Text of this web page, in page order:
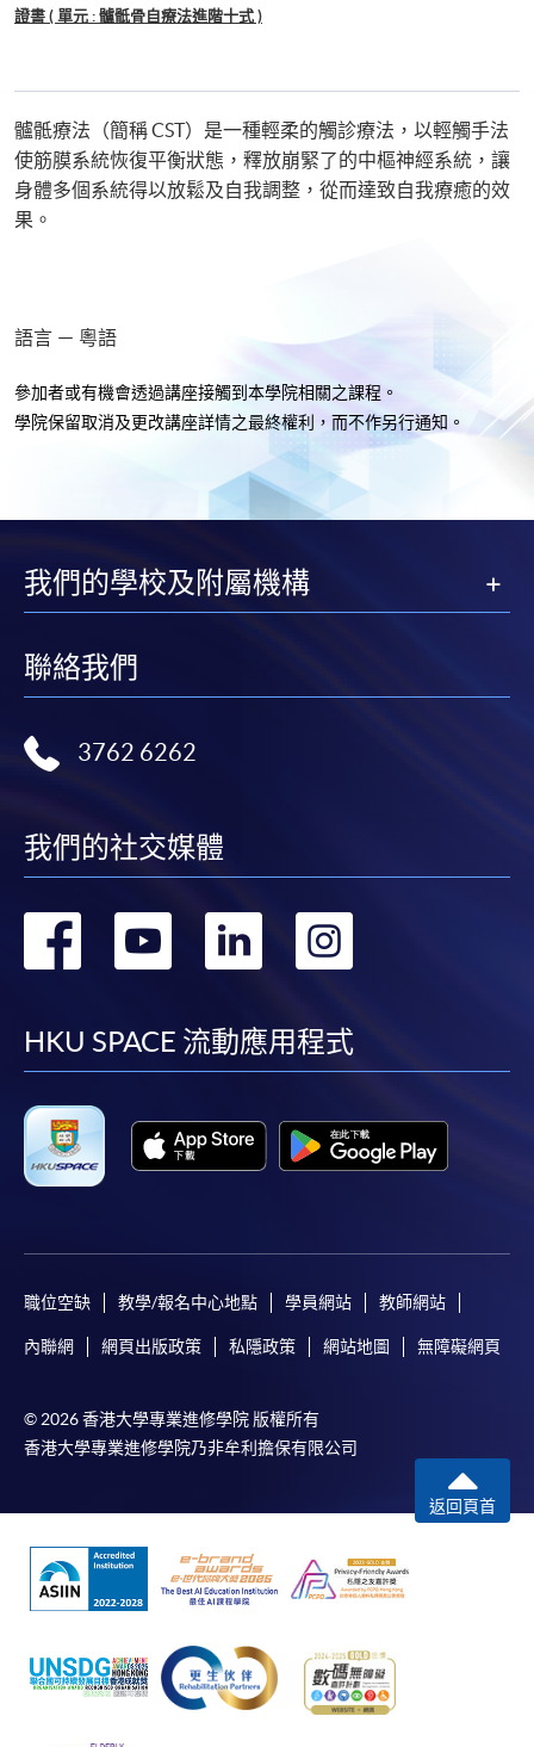
證書 ( 單元 : 髗骶骨自療法進階十式 )
髗骶療法（簡稱 CST）是一種輕柔的觸診療法，以輕觸手法
使筋膜系統恢復平衡狀態，釋放崩緊了的中樞神經系統，讓
身體多個系統得以放鬆及自我調整，從而達致自我療癒的效
果。
語言 － 粵語
參加者或有機會透過講座接觸到本學院相關之課程。
學院保留取消及更改講座詳情之最終權利，而不作另行通知 。
我們的學校及附屬機構
聯絡我們
3762 6262
我們的社交媒體
轉
facebook
轉
youtube
轉
linkedin
HKU SPACE 流動應用程式
職位空缺 教學/報名中心地點 學員網站 教師網站
內聯網 網頁出版政策 私隱政策 網站地圖 無障礙網頁
© 2026 香港大學專業進修學院 版權所有
香港大學專業進修學院乃非牟利擔保有限公司
返回頁首